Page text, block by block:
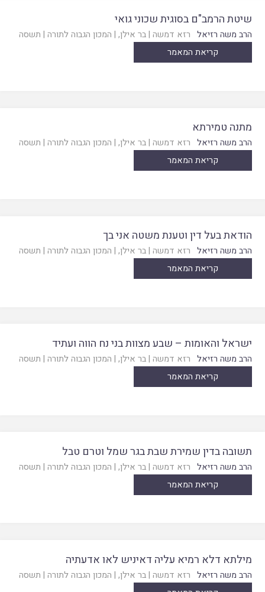
שיטת הרמב"ם בסוגית שכוני גואי
הרב משה רזיאל רזא דמשה |בר אילן, | המכון הגבוה לתורה | תשסה
קריאת המאמר
מתנה טמירתא
הרב משה רזיאל רזא דמשה |בר אילן, | המכון הגבוה לתורה | תשסה
קריאת המאמר
הודאת בעל דין וטענת משטה אני בך
הרב משה רזיאל רזא דמשה |בר אילן, | המכון הגבוה לתורה | תשסה
קריאת המאמר
ישראל והאומות – שבע מצוות בני נח הווה ועתיד
הרב משה רזיאל רזא דמשה |בר אילן, | המכון הגבוה לתורה | תשסה
קריאת המאמר
תשובה בדין שמירת שבת בגר שמל וטרם טבל
הרב משה רזיאל רזא דמשה |בר אילן, | המכון הגבוה לתורה | תשסה
קריאת המאמר
מילתא דלא רמיא עליה דאיניש לאו אדעתיה
הרב משה רזיאל רזא דמשה |בר אילן, | המכון הגבוה לתורה | תשסה